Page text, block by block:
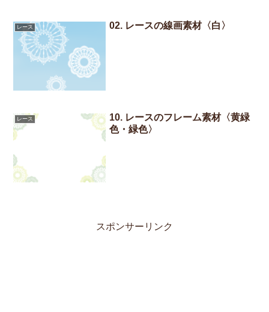
レース 02. レースの線画素材〈白〉
レース
10. レースのフレーム素材〈黄緑
色・緑色〉
スポンサーリンク